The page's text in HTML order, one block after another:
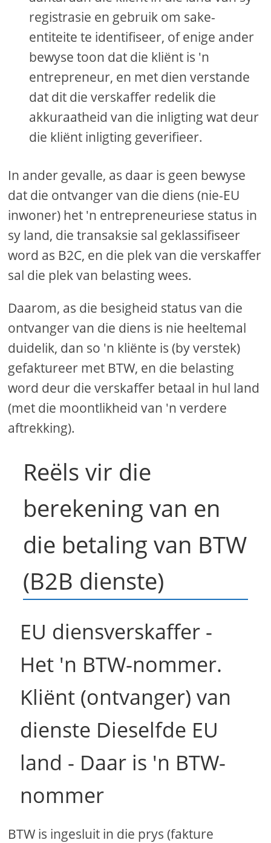
registrasie en gebruik om sake-
entiteite te identifiseer, of enige ander
bewyse toon dat die kliënt is 'n
entrepreneur, en met dien verstande
dat dit die verskaffer redelik die
akkuraatheid van die inligting wat deur
die kliënt inligting geverifieer.
In ander gevalle, as daar is geen bewyse
dat die ontvanger van die diens (nie-EU
inwoner) het 'n entrepreneuriese status in
sy land, die transaksie sal geklassifiseer
word as B2C, en die plek van die verskaffer
sal die plek van belasting wees.
Daarom, as die besigheid status van die
ontvanger van die diens is nie heeltemal
duidelik, dan so 'n kliënte is (by verstek)
gefaktureer met BTW, en die belasting
word deur die verskaffer betaal in hul land
(met die moontlikheid van 'n verdere
aftrekking).
Reëls vir die
berekening van en
die betaling van BTW
(B2B dienste)
EU diensverskaffer -
Het 'n BTW-nommer.
Kliënt (ontvanger) van
dienste Dieselfde EU
land - Daar is 'n BTW-
nommer
BTW is ingesluit in die prys (fakture